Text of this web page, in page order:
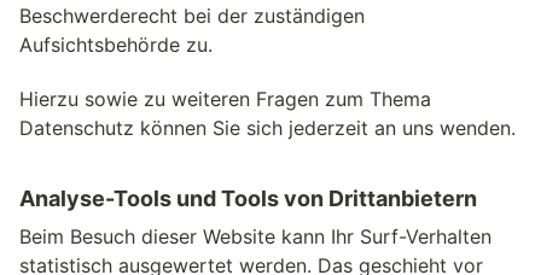
Beschwerderecht bei der zuständigen
Aufsichtsbehörde zu.
Hierzu sowie zu weiteren Fragen zum Thema
Datenschutz können Sie sich jederzeit an uns wenden.
Analyse-Tools und Tools von Dritt­anbietern
Beim Besuch dieser Website kann Ihr Surf-Verhalten
statistisch ausgewertet werden. Das geschieht vor